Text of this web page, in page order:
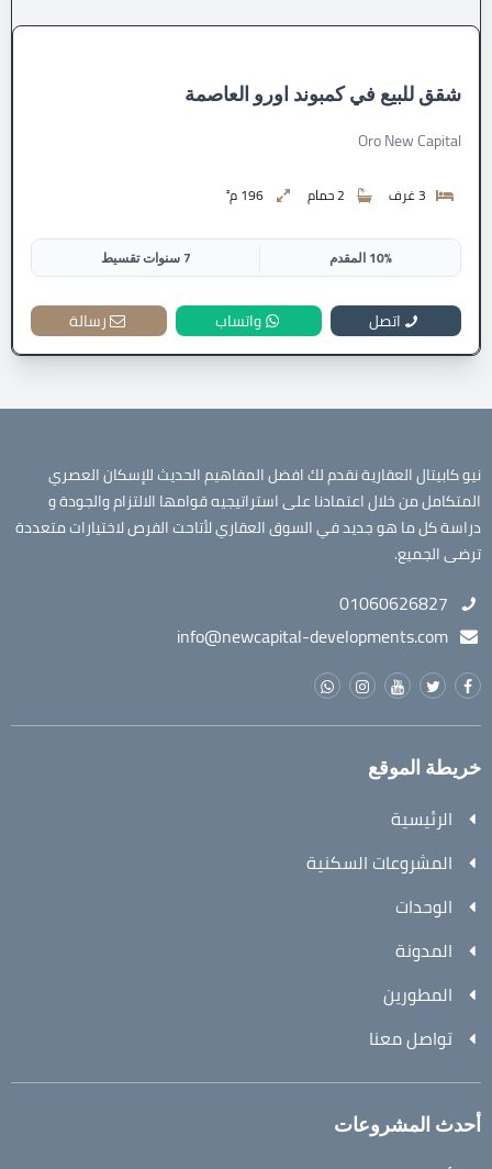
شقق للبيع في كمبوند اورو العاصمة
Oro New Capital
3 غرف 2 حمام 196 م²
10% المقدم 7 سنوات تقسيط
اتصل واتساب رسالة
نيو كابيتال العقارية نقدم لك افضل المفاهيم الحديث للإسكان العصري
المتكامل من خلال اعتمادنا على استراتيجيه قوامها الالتزام والجودة و
دراسة كل ما هو جديد في السوق العقاري لأتاحت الفرص لاختيارات متعددة
ترضى الجميع.
01060626827
info@newcapital-developments.com
خريطة الموقع
الرئيسية
المشروعات السكنية
الوحدات
المدونة
المطورين
تواصل معنا
أحدث المشروعات